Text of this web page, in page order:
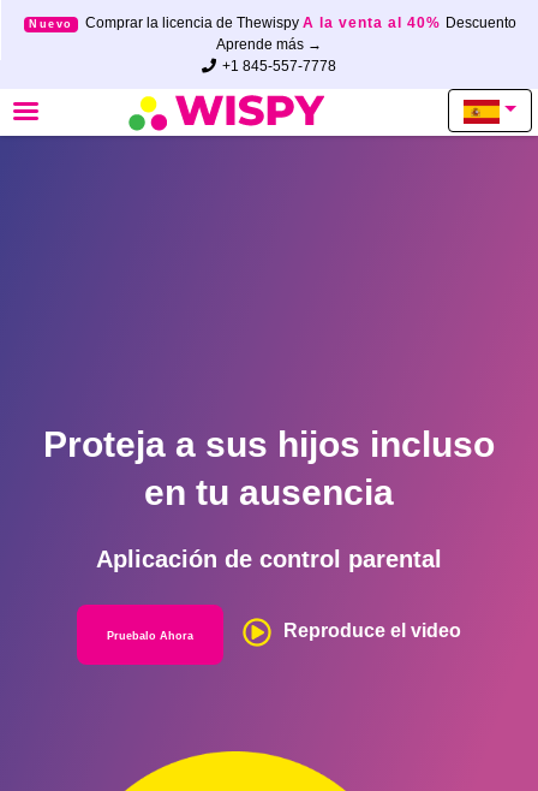
Nuevo Comprar la licencia de Thewispy A la venta al 40% Descuento
Aprende más →
+1 845-557-7778
Proteja a sus hijos incluso
en tu ausencia
Aplicación de control parental
Pruebalo Ahora Reproduce el video